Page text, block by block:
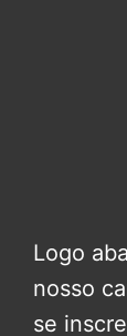
Logo
nosso
se